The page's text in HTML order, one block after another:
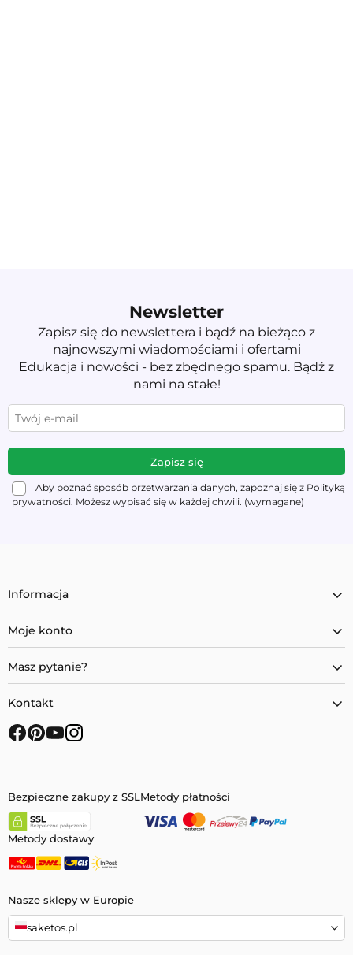
Newsletter
Zapisz się do newslettera i bądź na bieżąco z
najnowszymi wiadomościami i ofertami
Edukacja i nowości - bez zbędnego spamu. Bądź z
nami na stałe!
Aby poznać sposób przetwarzania danych, zapoznaj się z Polityką
prywatności. Możesz wypisać się w każdej chwili. (wymagane)
Nasze sklepy w Europie
saketos.pl
Informacja
Moje konto
Masz pytanie?
Kontakt
Bezpieczne zakupy z SSLMetody płatności
Metody dostawy